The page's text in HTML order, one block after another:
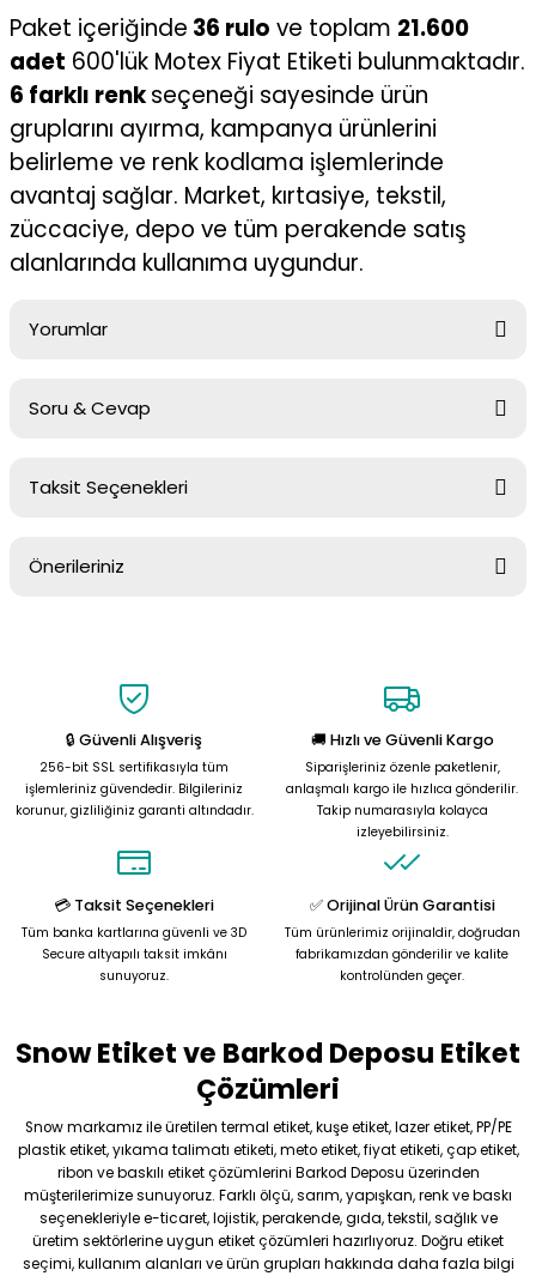
Paket içeriğinde 36 rulo ve toplam 21.600
adet 600'lük Motex Fiyat Etiketi bulunmaktadır.
6 farklı renkseçeneği sayesinde ürün
gruplarını ayırma, kampanya ürünlerini
belirleme ve renk kodlama işlemlerinde
avantaj sağlar. Market, kırtasiye, tekstil,
züccaciye, depo ve tüm perakende satış
alanlarında kullanıma uygundur.
Yorumlar
Soru & Cevap
Ürün hakkında henüz soru sorulmamış.
Taksit Seçenekleri
Önerileriniz
Görüş ve önerileriniz için teşekkür ederiz.
Ürün resmi kalitesiz, bozuk veya görüntülenemiyor.
Ürün açıklamasında eksik bilgiler bulunuyor.
Ürün bilgilerinde hatalar bulunuyor.
Ürün fiyatı diğer sitelerden daha pahalı.
Gönder
🔒 Güvenli Alışveriş
256-bit SSL sertifikasıyla tüm
işlemleriniz güvendedir. Bilgileriniz
korunur, gizliliğiniz garanti altındadır.
🚚 Hızlı ve Güvenli Kargo
Siparişleriniz özenle paketlenir,
anlaşmalı kargo ile hızlıca gönderilir.
Takip numarasıyla kolayca
izleyebilirsiniz.
💳 Taksit Seçenekleri
Tüm banka kartlarına güvenli ve 3D
Secure altyapılı taksit imkânı
sunuyoruz.
✅ Orijinal Ürün Garantisi
Tüm ürünlerimiz orijinaldir, doğrudan
fabrikamızdan gönderilir ve kalite
kontrolünden geçer.
Snow Etiket ve Barkod Deposu Etiket
Çözümleri
Snow markamız ile üretilen termal etiket, kuşe etiket, lazer etiket, PP/PE
plastik etiket, yıkama talimatı etiketi, meto etiket, fiyat etiketi, çap etiket,
ribon ve baskılı etiket çözümlerini Barkod Deposu üzerinden
müşterilerimize sunuyoruz. Farklı ölçü, sarım, yapışkan, renk ve baskı
seçenekleriyle e-ticaret, lojistik, perakende, gıda, tekstil, sağlık ve
üretim sektörlerine uygun etiket çözümleri hazırlıyoruz. Doğru etiket
seçimi, kullanım alanları ve ürün grupları hakkında daha fazla bilgi